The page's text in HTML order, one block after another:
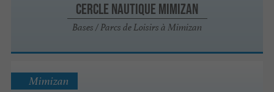
Cercle Nautique Mimizan
Bases / Parcs de Loisirs à Mimizan
Mimizan